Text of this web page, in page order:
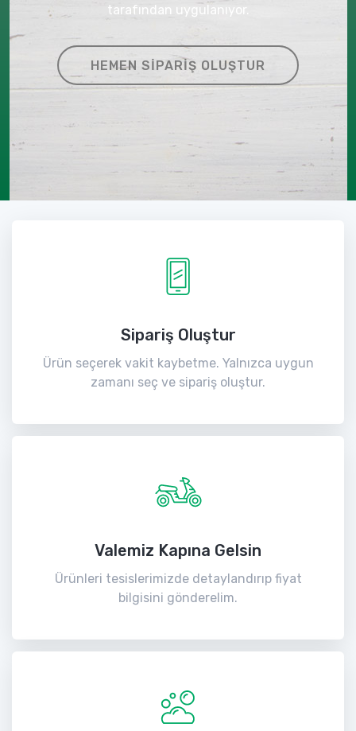
tarafından uygulanıyor.
HEMEN SIPARIŞ OLUŞTUR
Sipariş Oluştur
Ürün seçerek vakit kaybetme. Yalnızca uygun
zamanı seç ve sipariş oluştur.
Valemiz Kapına Gelsin
Ürünleri tesislerimizde detaylandırıp fiyat
bilgisini gönderelim.